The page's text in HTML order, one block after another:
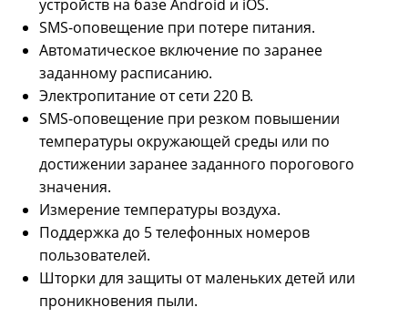
устройств на базе Android и iOS.
SMS-оповещение при потере питания.
Автоматическое включение по заранее
заданному расписанию.
Электропитание от сети 220 В.
SMS-оповещение при резком повышении
температуры окружающей среды или по
достижении заранее заданного порогового
значения.
Измерение температуры воздуха.
Поддержка до 5 телефонных номеров
пользователей.
Шторки для защиты от маленьких детей или
проникновения пыли.